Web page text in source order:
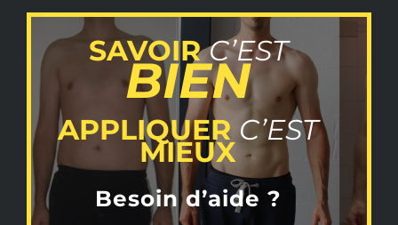
SAVOIRC’EST
BIEN
APPLIQUER C’EST
MIEUX
Besoin d’aide ?